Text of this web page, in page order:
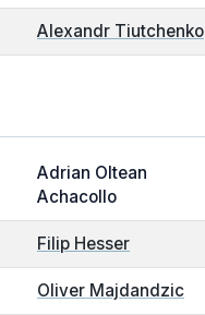
Alexandr Tiutchenko
Adrian Oltean
Achacollo
Filip Hesser
Oliver Majdandzic